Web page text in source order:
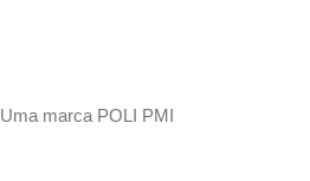
Uma marca POLI PMI